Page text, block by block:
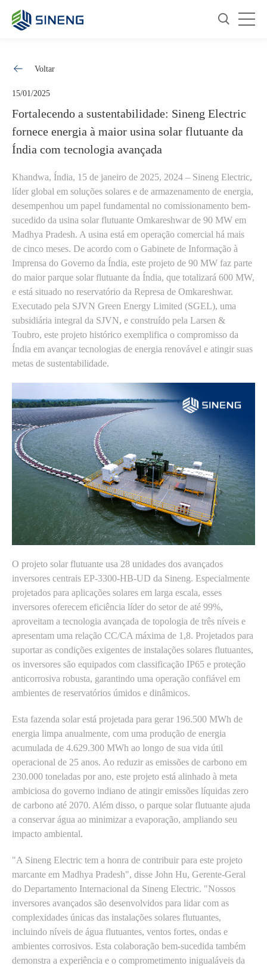
Voltar
15/01/2025
Fortalecendo a sustentabilidade: Sineng Electric
fornece energia à maior usina solar flutuante da
Índia com tecnologia avançada
Khandwa, Índia, 15 de janeiro de 2025, 2024 – Sineng Electric,
líder global em soluções solares e de armazenamento de energia,
desempenhou um papel fundamental no comissionamento bem-
sucedido da usina solar flutuante Omkareshwar de 90 MW em
Madhya Pradesh. A usina está em operação comercial há mais
de cinco meses. De acordo com o Gabinete de Informação à
Imprensa do Governo da Índia, este projeto de 90 MW faz parte
do maior parque solar flutuante da Índia, que totalizará 600 MW,
e está situado no reservatório da Represa de Omkareshwar.
Executado pela SJVN Green Energy Limited (SGEL), uma
subsidiária integral da SJVN, e construído pela Larsen &
Toubro, este projeto histórico exemplifica o compromisso da
Índia em avançar tecnologias de energia renovável e atingir suas
metas de sustentabilidade.
O projeto solar flutuante usa 28 unidades dos avançados
inversores centrais EP-3300-HB-UD da Sineng. Especialmente
projetados para aplicações solares em larga escala, esses
inversores oferecem eficiência líder do setor de até 99%,
aproveitam a tecnologia avançada de topologia de três níveis e
apresentam uma relação CC/CA máxima de 1,8. Projetados para
suportar as condições exigentes de instalações solares flutuantes,
os inversores são equipados com classificação IP65 e proteção
anticorrosiva robusta, garantindo uma operação confiável em
ambientes de reservatórios úmidos e dinâmicos.
Esta fazenda solar está projetada para gerar 196.500 MWh de
energia limpa anualmente, com uma produção de energia
acumulada de 4.629.300 MWh ao longo de sua vida útil
operacional de 25 anos. Ao reduzir as emissões de carbono em
230.000 toneladas por ano, este projeto está alinhado à meta
ambiciosa do governo indiano de atingir emissões líquidas zero
de carbono até 2070. Além disso, o parque solar flutuante ajuda
a conservar água ao minimizar a evaporação, ampliando seu
impacto ambiental.
"A Sineng Electric tem a honra de contribuir para este projeto
marcante em Madhya Pradesh", disse John Hu, Gerente-Geral
do Departamento Internacional da Sineng Electric. "Nossos
inversores avançados são desenvolvidos para lidar com as
complexidades únicas das instalações solares flutuantes,
incluindo níveis de água flutuantes, ventos fortes, ondas e
ambientes corrosivos. Esta colaboração bem-sucedida também
demonstra a experiência e o comprometimento inigualáveis da